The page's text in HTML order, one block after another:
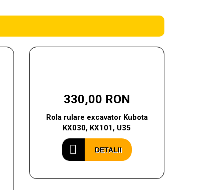
330,00 RON
Rola rulare excavator Kubota
KX030, KX101, U35
DETALII